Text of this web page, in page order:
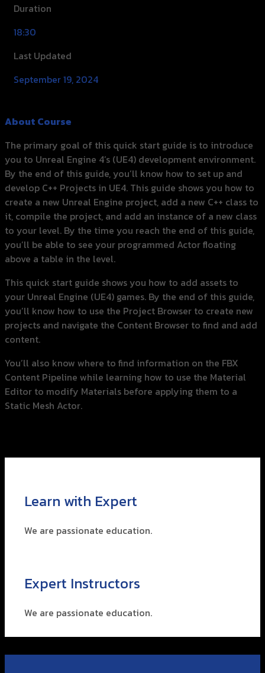
Duration
18:30
Last Updated
September 19, 2024
About Course
The primary goal of this quick start guide is to introduce
you to Unreal Engine 4’s (UE4) development environment.
By the end of this guide, you’ll know how to set up and
develop C++ Projects in UE4. This guide shows you how to
create a new Unreal Engine project, add a new C++ class to
it, compile the project, and add an instance of a new class
to your level. By the time you reach the end of this guide,
you’ll be able to see your programmed Actor floating
above a table in the level.
This quick start guide shows you how to add assets to
your Unreal Engine (UE4) games. By the end of this guide,
you’ll know how to use the Project Browser to create new
projects and navigate the Content Browser to find and add
content.
You’ll also know where to find information on the FBX
Content Pipeline while learning how to use the Material
Editor to modify Materials before applying them to a
Static Mesh Actor.
Learn with Expert
We are passionate education.
Expert Instructors
We are passionate education.